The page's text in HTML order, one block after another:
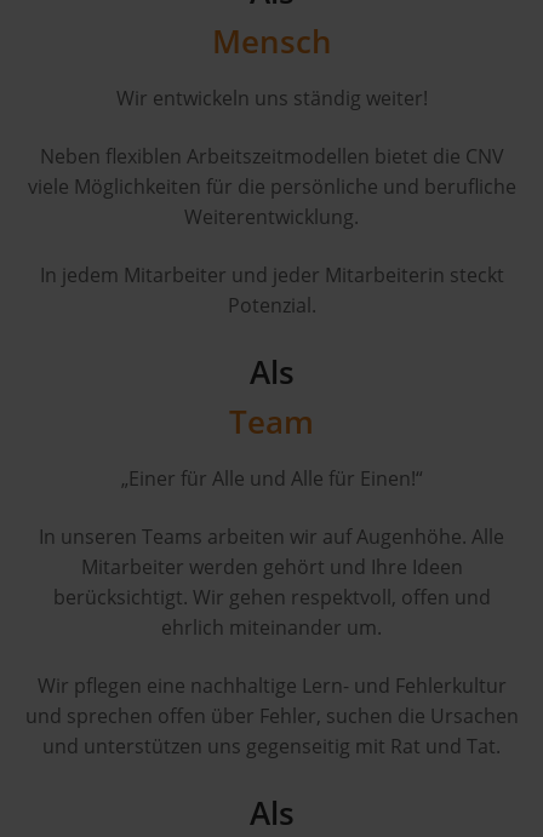
Mensch
Wir entwickeln uns ständig weiter!
Neben flexiblen Arbeitszeitmodellen bietet die CNV
viele Möglichkeiten für die persönliche und berufliche
Weiterentwicklung.
In jedem Mitarbeiter und jeder Mitarbeiterin steckt
Potenzial.
Als
Team
„Einer für Alle und Alle für Einen!“
In unseren Teams arbeiten wir auf Augenhöhe. Alle
Mitarbeiter werden gehört und Ihre Ideen
berücksichtigt. Wir gehen respektvoll, offen und
ehrlich miteinander um.
Wir pflegen eine nachhaltige Lern- und Fehlerkultur
und sprechen offen über Fehler, suchen die Ursachen
und unterstützen uns gegenseitig mit Rat und Tat.
Als